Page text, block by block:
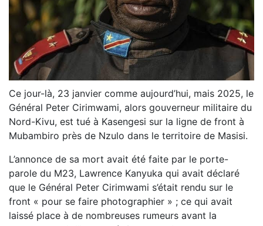
Ce jour-là, 23 janvier comme aujourd’hui, mais 2025, le
Général Peter Cirimwami, alors gouverneur militaire du
Nord-Kivu, est tué à Kasengesi sur la ligne de front à
Mubambiro près de Nzulo dans le territoire de Masisi.
L’annonce de sa mort avait été faite par le porte-
parole du M23, Lawrence Kanyuka qui avait déclaré
que le Général Peter Cirimwami s’était rendu sur le
front « pour se faire photographier » ; ce qui avait
laissé place à de nombreuses rumeurs avant la